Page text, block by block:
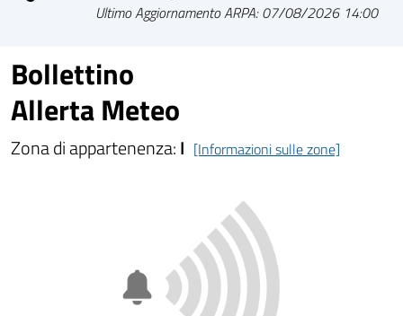
Ultimo Aggiornamento ARPA: 07/08/2026 14:00
Bollettino
Allerta Meteo
Zona di appartenenza:I [Informazioni sulle zone]